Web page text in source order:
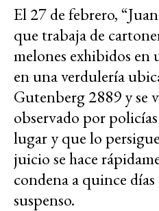
El 27 de febrero,
que trabaja de
melones exhibidos en
en una verdulería
Gutenberg 2889 y se
observado por
lugar y que lo
juicio se hace
condena a quince
suspenso.